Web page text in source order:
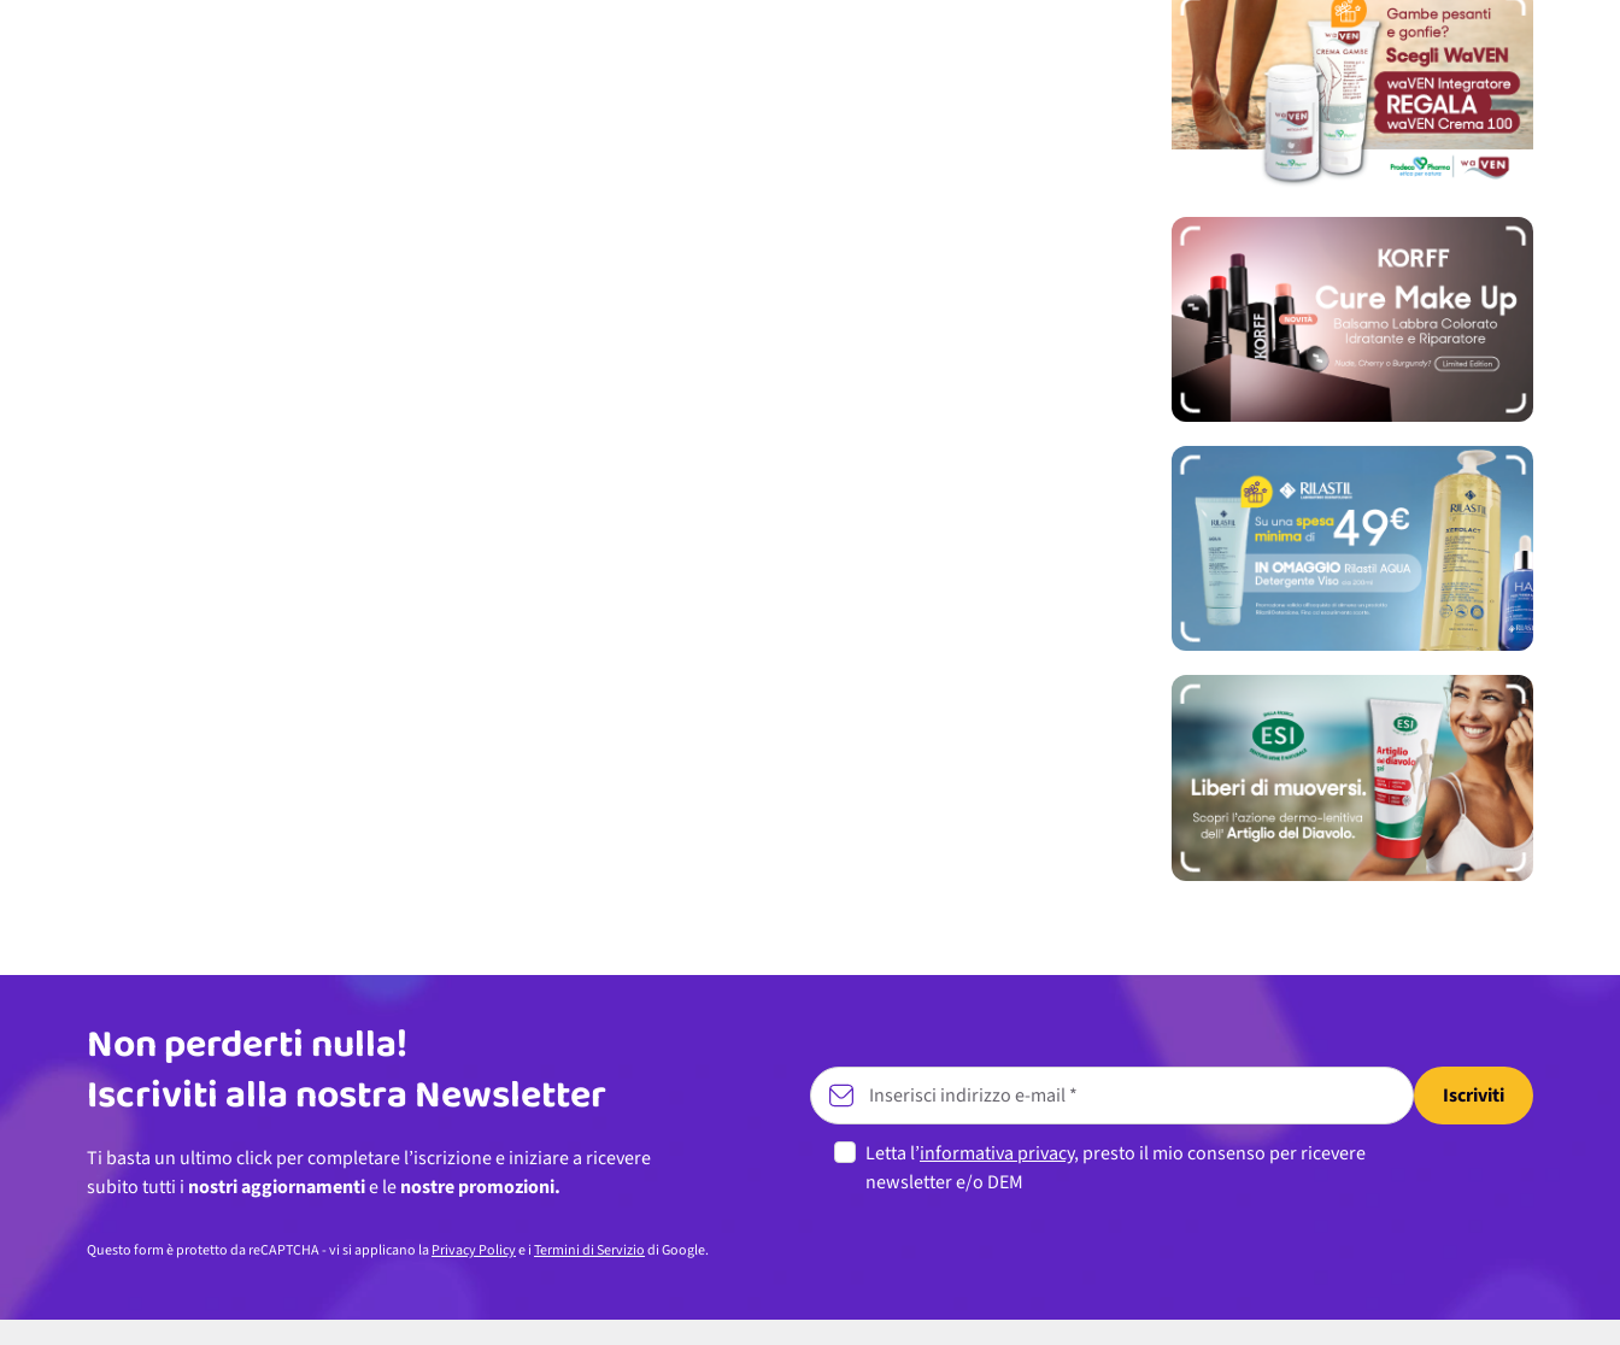
Indirizzo email
Non perderti nulla!
Iscriviti alla nostra Newsletter
Ti basta un ultimo click per completare l’iscrizione e iniziare a ricevere
subito tutti i nostri aggiornamentie lenostre promozioni.
Iscriviti
Letta l’informativa privacy, presto il mio consenso per ricevere
newsletter e/o DEM
Questo form è protetto da reCAPTCHA - vi si applicano laPrivacy Policye iTermini di Serviziodi Google.